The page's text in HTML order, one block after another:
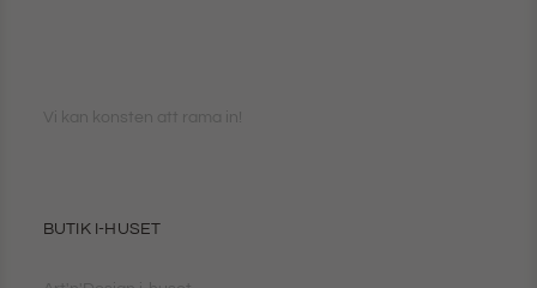
Vi kan konsten att rama in!
BUTIK I-HUSET